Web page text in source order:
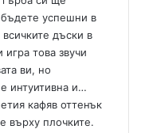
бъдете успешни в
дъски в
това звучи
ви, но
интуитивна и…
кафяв оттенък
върху плочките.